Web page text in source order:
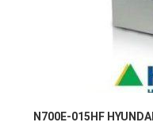
N700E-015HF